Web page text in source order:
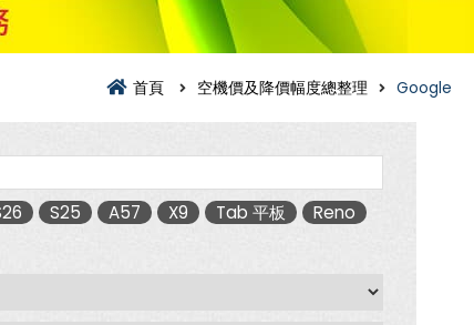
首頁 空機價及降價幅度總整理 Google
S25 A57 X9 Tab 平板
Reno